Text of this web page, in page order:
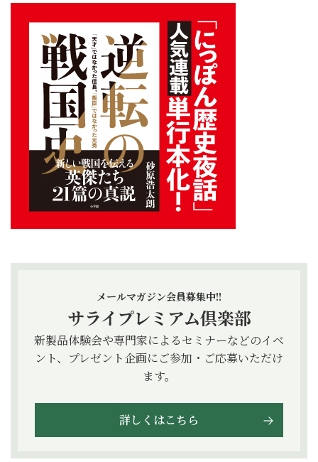
メールマガジン会員募集中!!
サライプレミアム倶楽部
新製品体験会や専門家によるセミナーなどのイベ
ント、プレゼント企画にご参加・ご応募いただけ
ます。
詳しくはこちら